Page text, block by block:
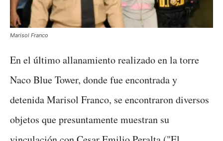
Marisol Franco
En el último allanamiento realizado en la torre
Naco Blue Tower, donde fue encontrada y
detenida Marisol Franco, se encontraron diversos
objetos que presuntamente muestran su